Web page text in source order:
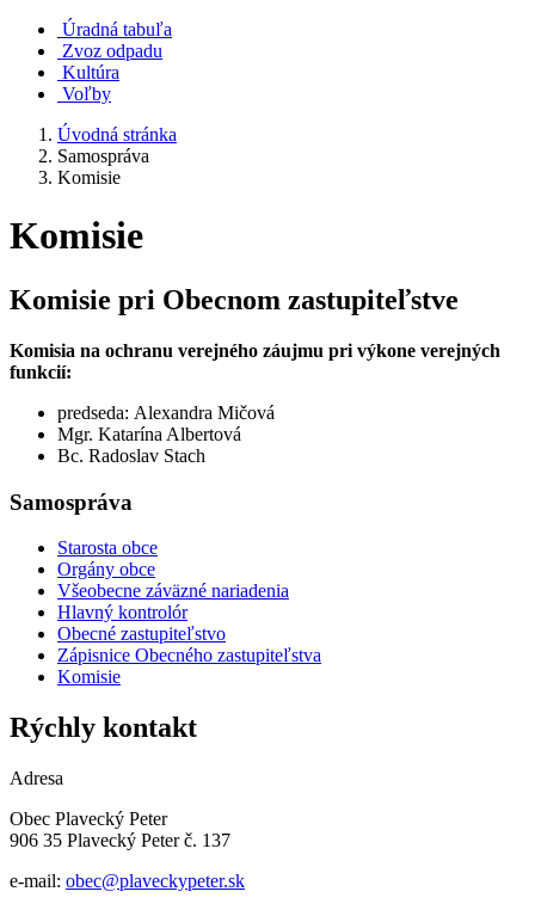
Úradná tabuľa
Zvoz odpadu
Kultúra
Voľby
Úvodná stránka
Samospráva
Komisie
Komisie
Komisie pri Obecnom zastupiteľstve
Komisia na ochranu verejného záujmu pri výkone verejných
funkcií:
predseda: Alexandra Mičová
Mgr. Katarína Albertová
Bc. Radoslav Stach
Samospráva
Starosta obce
Orgány obce
Všeobecne záväzné nariadenia
Hlavný kontrolór
Obecné zastupiteľstvo
Zápisnice Obecného zastupiteľstva
Komisie
Rýchly kontakt
Adresa
Obec Plavecký Peter
906 35 Plavecký Peter č. 137
e-mail: obec@plaveckypeter.sk